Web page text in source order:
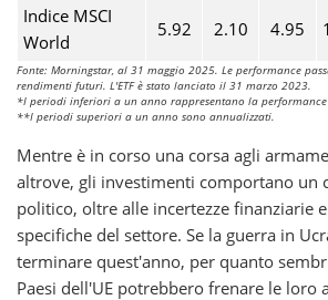
Indice MSCI
World
5.92 2.10 4.95
Fonte: Morningstar, al 31 maggio 2025. Le performance
rendimenti futuri. L'ETF è stato lanciato il 31 marzo 2023.
*I periodi inferiori a un anno rappresentano la
**I periodi superiori a un anno sono annualizzati.
Mentre è in corso una corsa agli
altrove, gli investimenti comportano un
politico, oltre alle incertezze finanziarie
specifiche del settore. Se la guerra in
terminare quest'anno, per quanto
Paesi dell'UE potrebbero frenare le loro